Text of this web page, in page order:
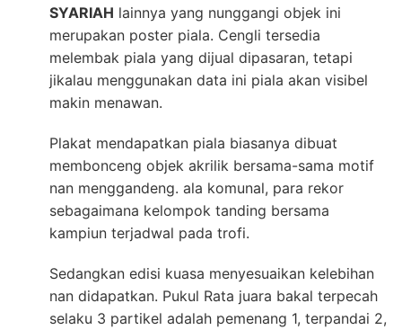
SYARIAH lainnya yang nunggangi objek ini
merupakan poster piala. Cengli tersedia
melembak piala yang dijual dipasaran, tetapi
jikalau menggunakan data ini piala akan visibel
makin menawan.
Plakat mendapatkan piala biasanya dibuat
membonceng objek akrilik bersama-sama motif
nan menggandeng. ala komunal, para rekor
sebagaimana kelompok tanding bersama
kampiun terjadwal pada trofi.
Sedangkan edisi kuasa menyesuaikan kelebihan
nan didapatkan. Pukul Rata juara bakal terpecah
selaku 3 partikel adalah pemenang 1, terpandai 2,